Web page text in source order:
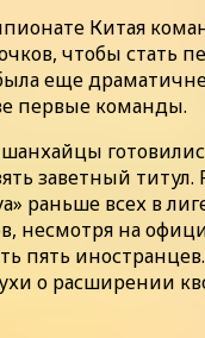
Китая
чтобы стать
еще
первые команды.
заветный титул.
раньше всех в
несмотря на
пять
о расширении